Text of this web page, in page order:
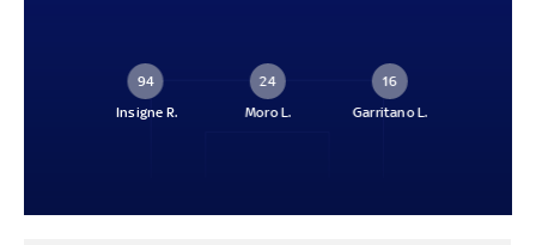
94
Insigne R.
24
Moro L.
16
Garritano L.